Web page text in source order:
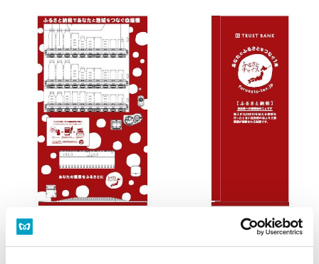
都内初！ふるさと納税であなたと地域をつなぐ自販機を設置します！(PD
F：545 KB)